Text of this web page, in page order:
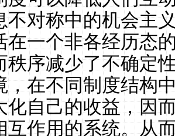
不对称中的机会主
在一个非各经历态
秩序减少了不确定
，在不同制度结构
化自己的收益，因
互作用的系统。从